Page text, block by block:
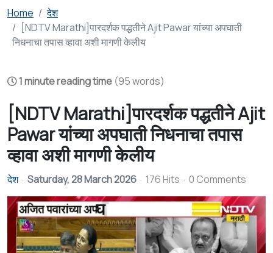
Home
देश
[NDTV Marathi]पारदर्शक पद्धतीने Ajit Pawar यांच्या अपघाती
निधनाचा तपास व्हावा अशी मागणी केलीय
1 minute reading time (95 words)
[NDTV Marathi]पारदर्शक पद्धतीने Ajit
Pawar यांच्या अपघाती निधनाचा तपास
व्हावा अशी मागणी केलीय
देश Saturday, 28 March 2026 176 Hits 0 Comments